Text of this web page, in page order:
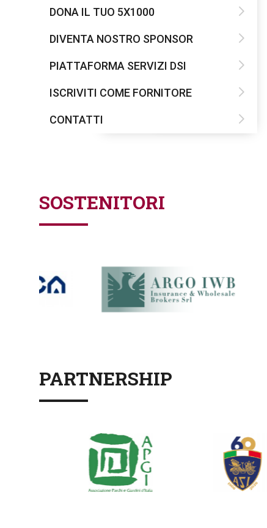
DONA IL TUO 5X1000
DIVENTA NOSTRO SPONSOR
PIATTAFORMA SERVIZI DSI
ISCRIVITI COME FORNITORE
CONTATTI
SOSTENITORI
PARTNERSHIP